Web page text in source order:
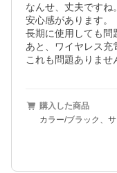
なんせ、丈夫ですね。
安心感があります。
長期に使用しても問
あと、ワイヤレス充
これも問題ありませ
購入した商品
カラー/ブラック、